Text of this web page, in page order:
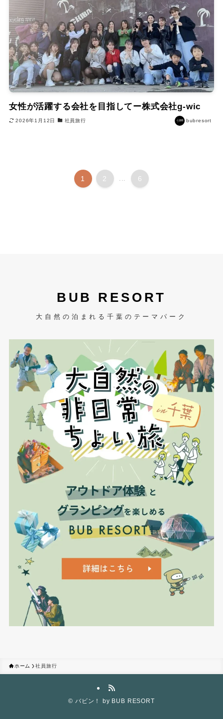
女性が活躍する会社を目指してー株式会社g-wic
2026年1月12日 社員旅行 bubresort
1 2 6
BUB RESORT
大自然の泊まれる千葉のテーマパーク
ホーム 社員旅行
© バビン！ by BUB RESORT